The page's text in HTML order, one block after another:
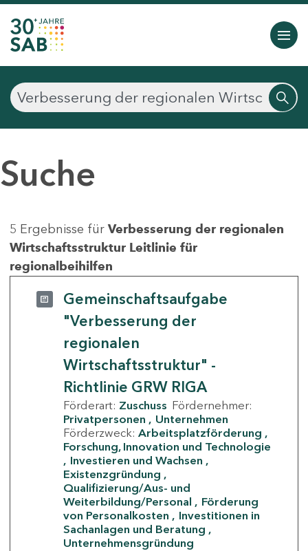
Suche
5 Ergebnisse für Verbesserung der regionalen
Wirtschaftsstruktur Leitlinie für
regionalbeihilfen
Gemeinschaftsaufgabe
"Verbesserung der
regionalen
Wirtschaftsstruktur" -
Richtlinie GRW RIGA
Förderart: Zuschuss Fördernehmer:
Privatpersonen
Unternehmen
Förderzweck: Arbeitsplatzförderung
Forschung, Innovation und Technologie
Investieren und Wachsen
Existenzgründung
Qualifizierung/Aus- und
Weiterbildung/Personal
Förderung
von Personalkosten
Investitionen in
Sachanlagen und Beratung
Unternehmensgründung